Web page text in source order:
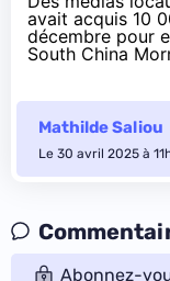
avait acquis 10
décembre pour
South China
Mathilde Saliou
Le 30 avril 2025 à
Abonnez-